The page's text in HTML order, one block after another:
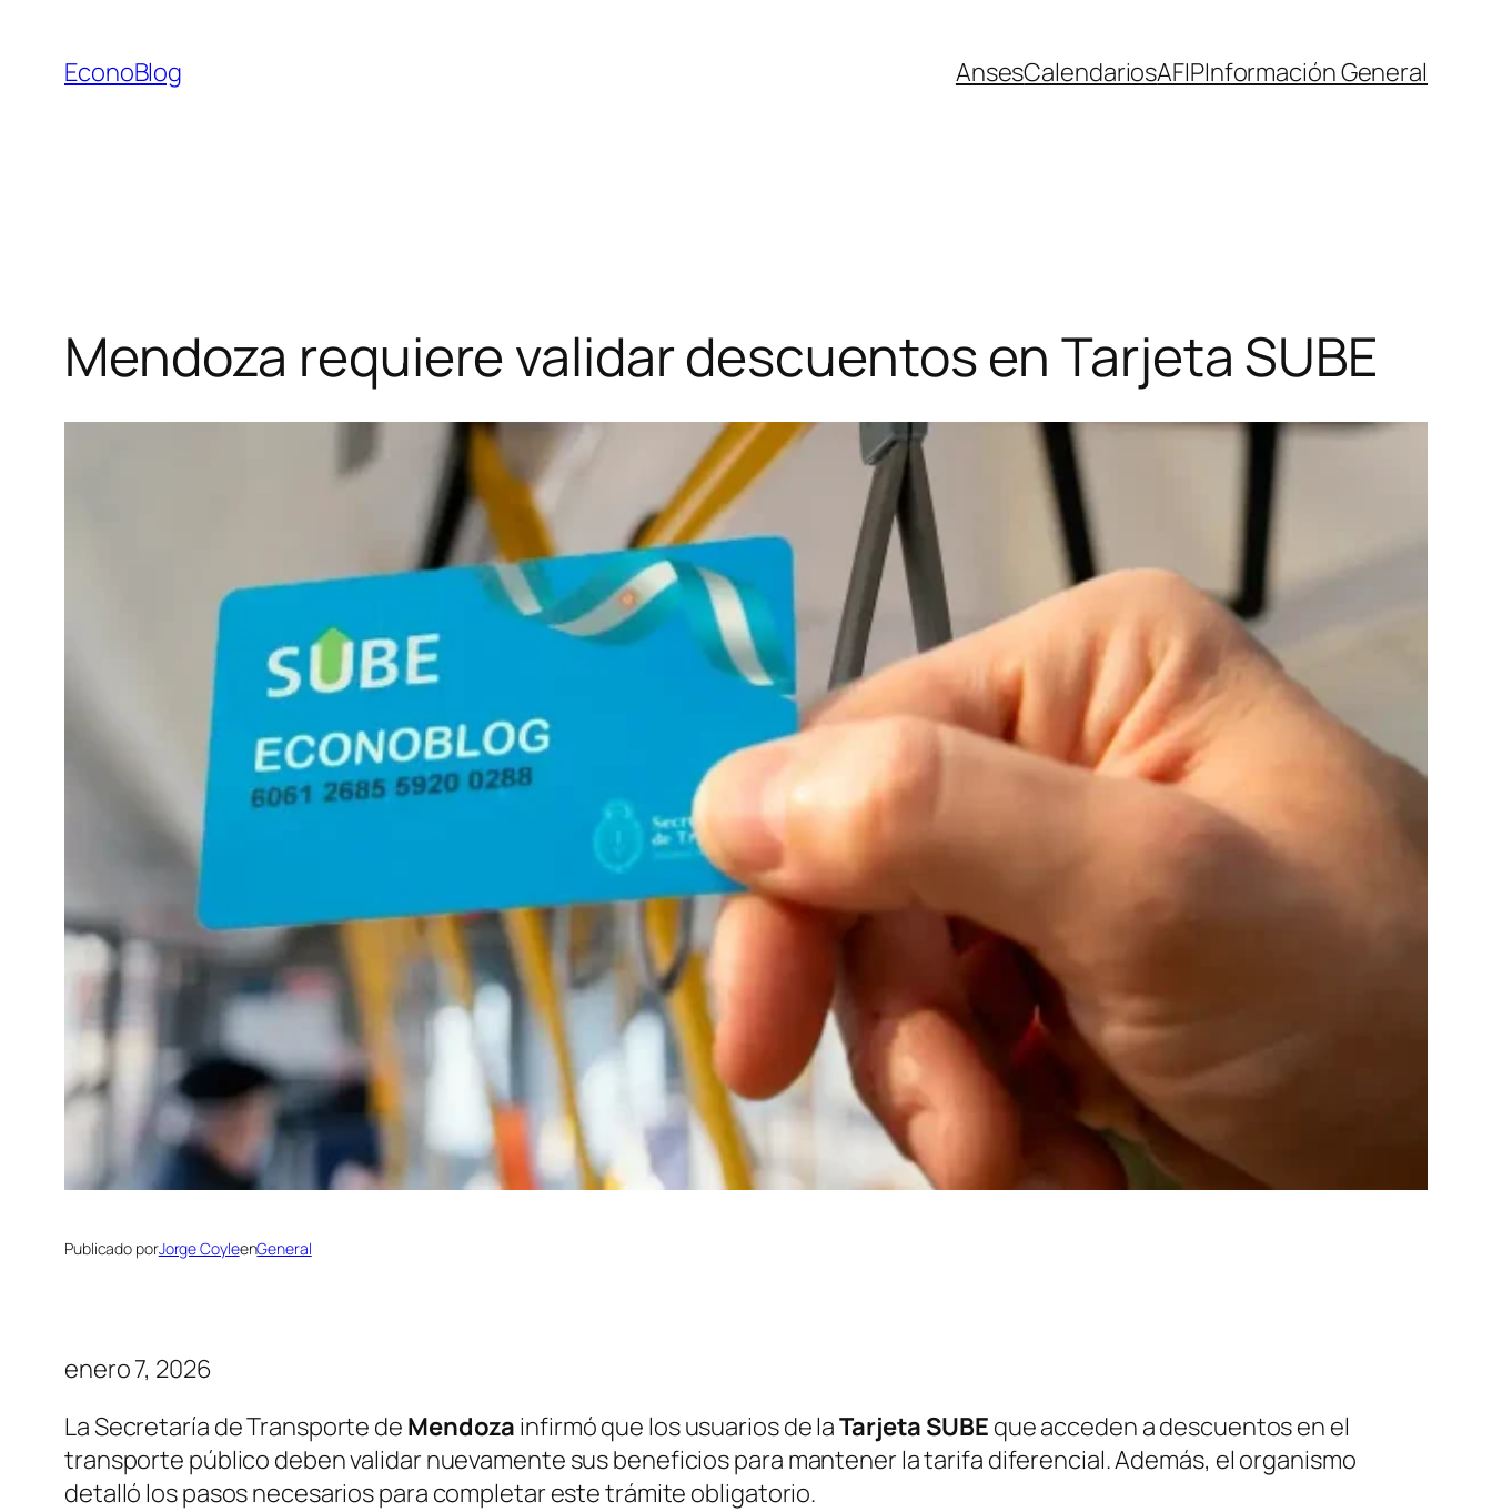
contenido
EconoBlog AnsesCalendariosAFIPInformación General
Mendoza requiere validar descuentos en Tarjeta SUBE
Publicado porJorge CoyleenGeneral
enero 7, 2026
La Secretaría de Transporte de Mendoza infirmó que los usuarios de laTarjeta SUBE que acceden a descuentos en el
transporte público deben validar nuevamente sus beneficios para mantener la tarifa diferencial. Además, el organismo
detalló los pasos necesarios para completar este trámite obligatorio.